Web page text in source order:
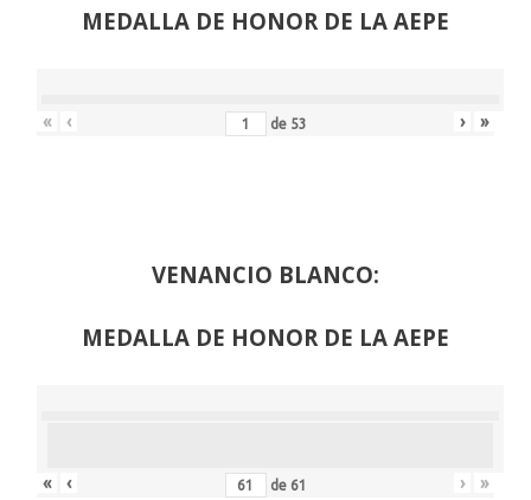
MEDALLA DE HONOR DE LA AEPE
« ‹ de 53 › »
VENANCIO BLANCO:
MEDALLA DE HONOR DE LA AEPE
« ‹ de 61 › »